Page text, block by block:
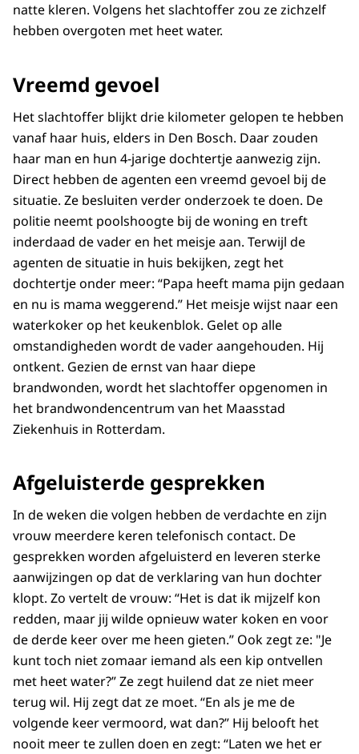
natte kleren. Volgens het slachtoffer zou ze zichzelf
hebben overgoten met heet water.
Vreemd gevoel
Het slachtoffer blijkt drie kilometer gelopen te hebben
vanaf haar huis, elders in Den Bosch. Daar zouden
haar man en hun 4-jarige dochtertje aanwezig zijn.
Direct hebben de agenten een vreemd gevoel bij de
situatie. Ze besluiten verder onderzoek te doen. De
politie neemt poolshoogte bij de woning en treft
inderdaad de vader en het meisje aan. Terwijl de
agenten de situatie in huis bekijken, zegt het
dochtertje onder meer: “Papa heeft mama pijn gedaan
en nu is mama weggerend.” Het meisje wijst naar een
waterkoker op het keukenblok. Gelet op alle
omstandigheden wordt de vader aangehouden. Hij
ontkent. Gezien de ernst van haar diepe
brandwonden, wordt het slachtoffer opgenomen in
het brandwondencentrum van het Maasstad
Ziekenhuis in Rotterdam.
Afgeluisterde gesprekken
In de weken die volgen hebben de verdachte en zijn
vrouw meerdere keren telefonisch contact. De
gesprekken worden afgeluisterd en leveren sterke
aanwijzingen op dat de verklaring van hun dochter
klopt. Zo vertelt de vrouw: “Het is dat ik mijzelf kon
redden, maar jij wilde opnieuw water koken en voor
de derde keer over me heen gieten.” Ook zegt ze: "Je
kunt toch niet zomaar iemand als een kip ontvellen
met heet water?” Ze zegt huilend dat ze niet meer
terug wil. Hij zegt dat ze moet. “En als je me de
volgende keer vermoord, wat dan?” Hij belooft het
nooit meer te zullen doen en zegt: “Laten we het er